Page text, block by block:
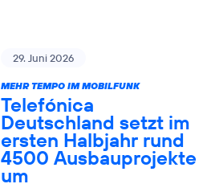
29. Juni 2026
MEHR TEMPO IM MOBILFUNK
Telefónica
Deutschland setzt im
ersten Halbjahr rund
4500 Ausbauprojekte
um